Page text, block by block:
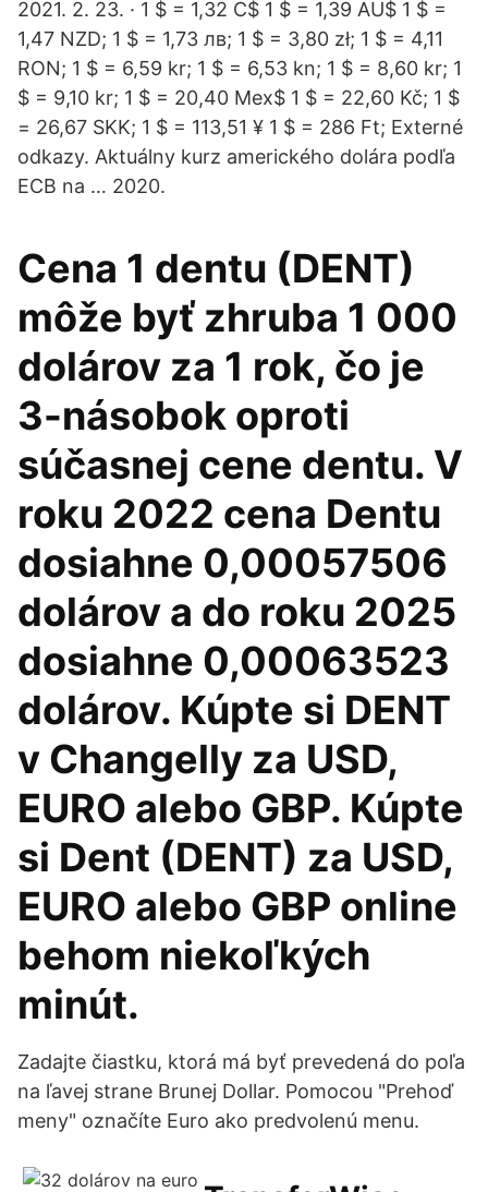
2021. 2. 23. · 1 $ = 1,32 C$ 1 $ = 1,39 AU$ 1 $ =
1,47 NZD; 1 $ = 1,73 лв; 1 $ = 3,80 zł; 1 $ = 4,11
RON; 1 $ = 6,59 kr; 1 $ = 6,53 kn; 1 $ = 8,60 kr; 1
$ = 9,10 kr; 1 $ = 20,40 Mex$ 1 $ = 22,60 Kč; 1 $
= 26,67 SKK; 1 $ = 113,51 ¥ 1 $ = 286 Ft; Externé
odkazy. Aktuálny kurz amerického dolára podľa
ECB na … 2020.
Cena 1 dentu (DENT)
môže byť zhruba 1 000
dolárov za 1 rok, čo je
3-násobok oproti
súčasnej cene dentu. V
roku 2022 cena Dentu
dosiahne 0,00057506
dolárov a do roku 2025
dosiahne 0,00063523
dolárov. Kúpte si DENT
v Changelly za USD,
EURO alebo GBP. Kúpte
si Dent (DENT) za USD,
EURO alebo GBP online
behom niekoľkých
minút.
Zadajte čiastku, ktorá má byť prevedená do poľa
na ľavej strane Brunej Dollar. Pomocou "Prehoď
meny" označíte Euro ako predvolenú menu.